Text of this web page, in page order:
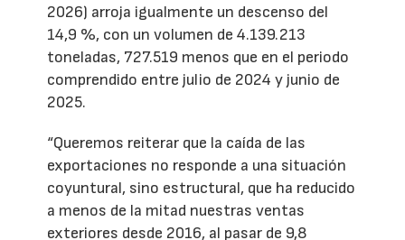
2026) arroja igualmente un descenso del
14,9 %, con un volumen de 4.139.213
toneladas, 727.519 menos que en el periodo
comprendido entre julio de 2024 y junio de
2025.
“Queremos reiterar que la caída de las
exportaciones no responde a una situación
coyuntural, sino estructural, que ha reducido
a menos de la mitad nuestras ventas
exteriores desde 2016, al pasar de 9,8